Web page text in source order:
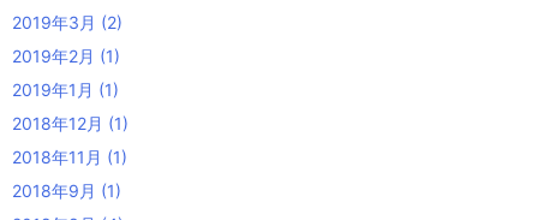
2019年3月 (2)
2019年2月 (1)
2019年1月 (1)
2018年12月 (1)
2018年11月 (1)
2018年9月 (1)